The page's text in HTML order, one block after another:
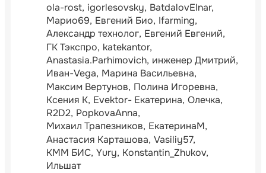
ola-rost igorlesovsky BatdalovElnar
Марио69 Евгений Био Ifarming
Александр технолог Евгений Евгений
ГК Тэкспро katekantor
Anastasia.Parhimovich инженер Дмитрий
Иван-Vega Марина Васильевна
Максим Вертунов Полина Игоревна
Ксения К Evektor- Екатерина Олечка
R2D2 PopkovaAnna
Михаил Трапезников ЕкатеринаМ
Анастасия Карташова Vasiliy57
КММ БИС Yury Konstantin_Zhukov
Ильшат